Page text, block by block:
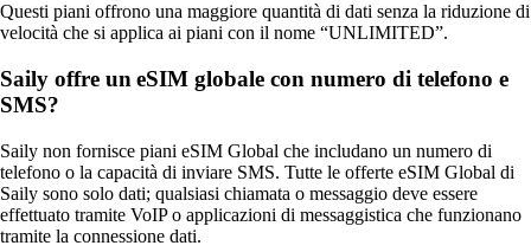
Questi piani offrono una maggiore quantità di dati senza la riduzione di
velocità che si applica ai piani con il nome “UNLIMITED”.
Saily offre un eSIM globale con numero di telefono e
SMS?
Saily non fornisce piani eSIM Global che includano un numero di
telefono o la capacità di inviare SMS. Tutte le offerte eSIM Global di
Saily sono solo dati; qualsiasi chiamata o messaggio deve essere
effettuato tramite VoIP o applicazioni di messaggistica che funzionano
tramite la connessione dati.